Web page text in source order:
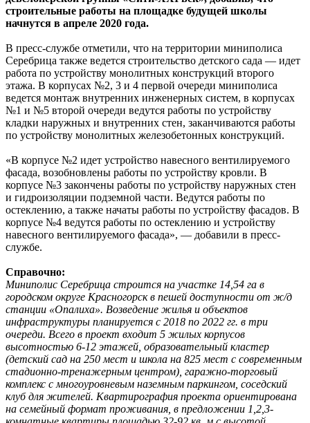
строительные работы на площадке будущей школы
начнутся в апреле 2020 года.
В пресс-службе отметили, что на территории миниполиса
Серебрица также ведется строительство детского сада — идет
работа по устройству монолитных конструкций второго
этажа. В корпусах №2, 3 и 4 первой очереди миниполиса
ведется монтаж внутренних инженерных систем, в корпусах
№1 и №5 второй очереди ведутся работы по устройству
кладки наружных и внутренних стен, заканчиваются работы
по устройству монолитных железобетонных конструкций.
«В корпусе №2 идет устройство навесного вентилируемого
фасада, возобновлены работы по устройству кровли. В
корпусе №3 закончены работы по устройству наружных стен
и гидроизоляции подземной части. Ведутся работы по
остеклению, а также начаты работы по устройству фасадов. В
корпусе №4 ведутся работы по остеклению и устройству
навесного вентилируемого фасада», — добавили в пресс-
службе.
Справочно:
Миниполис Серебрица строится на участке 14,54 га в
городском округе Красногорск в пешей доступности от ж/д
станции «Опалиха». Возведение жилья и объектов
инфраструктуры планируется с 2018 по 2022 гг. в три
очереди. Всего в проект входит 5 жилых корпусов
высотностью 6-12 этажей, образовательный кластер
(детский сад на 250 мест и школа на 825 мест с современным
стадионно-тренажерным центром), гаражно-торговый
комплекс с многоуровневым наземным паркингом, соседский
клуб для жителей. Квартирография проекта ориентирована
на семейный формат проживания, в предложении 1,2,3-